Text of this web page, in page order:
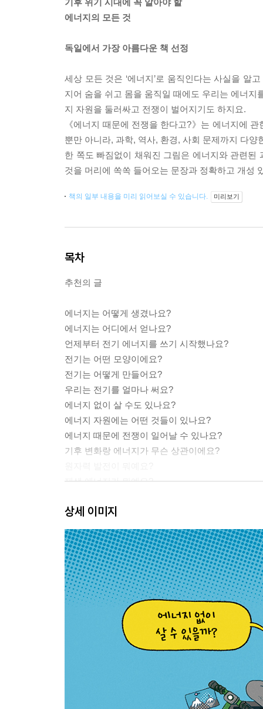
기후 위기 시대에 꼭 알아야 할
에너지의 모든 것
독일에서 가장 아름다운 책 선정
세상 모든 것은 ‘에너지’로 움직인다는 사실을 알
지어 숨을 쉬고 몸을 움직일 때에도 우리는 에너
지 자원을 둘러싸고 전쟁이 벌어지기도 하지요.
《에너지 때문에 전쟁을 한다고?》는 에너지에
뿐만 아니라, 과학, 역사, 환경, 사회 문제까지 다
한 쪽도 빠짐없이 채워진 그림은 에너지와 관련
것을 머리에 쏙쏙 들어오는 문장과 정확하고 개성
책의 일부 내용을 미리 읽어보실 수 있습니다. 미리보기
목차
추천의 글
에너지는 어떻게 생겼나요?
에너지는 어디에서 얻나요?
언제부터 전기 에너지를 쓰기 시작했나요?
전기는 어떤 모양이에요?
전기는 어떻게 만들어요?
우리는 전기를 얼마나 써요?
에너지 없이 살 수도 있나요?
에너지 자원에는 어떤 것들이 있나요?
에너지 때문에 전쟁이 일어날 수 있나요?
기후 변화랑 에너지가 무슨 상관이에요?
재생 에너지가 뭐예요?
왜 수소 에너지가 주목받나요?
에너지를 아끼려면 어떻게 해야 할까요?
미래에는 어떤 에너지를 쓸까요?
알아 두면 쓸모 있는 에너지 용어 사전
상세 이미지